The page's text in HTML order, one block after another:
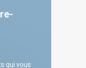
qui vous